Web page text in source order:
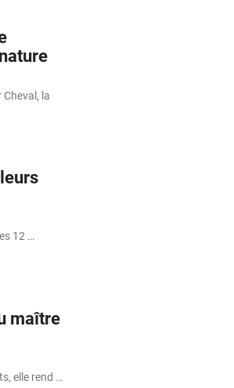
la
12 …
maître
elle rend …